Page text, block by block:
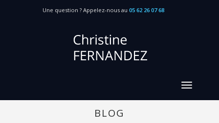
Une question ? Appelez-nous au05 62 26 07 68
BLOG